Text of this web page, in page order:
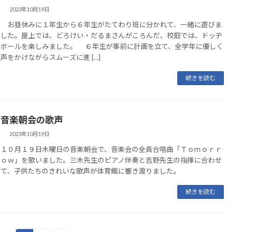
2023年10月19日
お昼休みに１年生から６年生がたてわり班に分かれて、一緒に遊びま
した。屋上では、どろけい・だるまさんがころんだ、校庭では、ドッヂ
ボールを楽しみました。 ６年生が事前に計画を立て、全学年に優しく
声をかけながらスムーズに進 […]
続きを読む
音楽朝会の歌声
2023年10月19日
１０月１９日木曜日の音楽朝会で、音楽会の全員合唱曲「Ｔｏｍｏｒｒ
ｏｗ」を歌いました。三木先生のピアノ伴奏と吉野先生の指揮に合わせ
て、子供たちのきれいな歌声が体育館に響き渡りました。
続きを読む